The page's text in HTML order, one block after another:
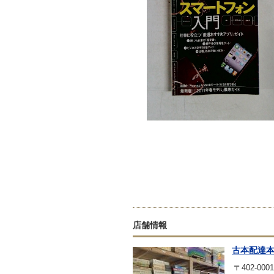
店舗情報
古本配達
〒402-0001